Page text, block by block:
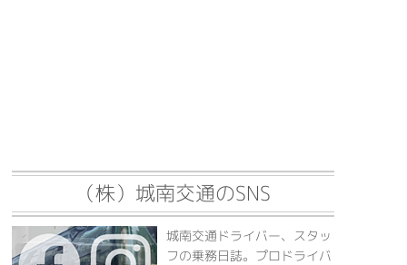
（株）城南交通のSNS
城南交通ドライバー、スタッ
フの乗務日誌。プロドライバ